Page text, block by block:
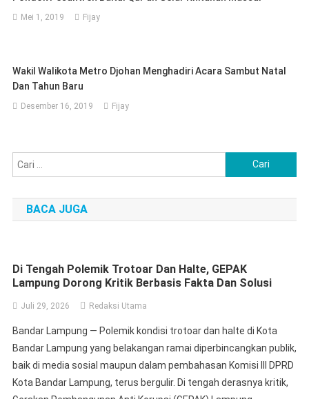
Mei 1, 2019 Fijay
Wakil Walikota Metro Djohan Menghadiri Acara Sambut Natal
Dan Tahun Baru
Desember 16, 2019 Fijay
untuk:
BACA JUGA
Di Tengah Polemik Trotoar Dan Halte, GEPAK
Lampung Dorong Kritik Berbasis Fakta Dan Solusi
Juli 29, 2026 Redaksi Utama
Bandar Lampung — Polemik kondisi trotoar dan halte di Kota
Bandar Lampung yang belakangan ramai diperbincangkan publik,
baik di media sosial maupun dalam pembahasan Komisi III DPRD
Kota Bandar Lampung, terus bergulir. Di tengah derasnya kritik,